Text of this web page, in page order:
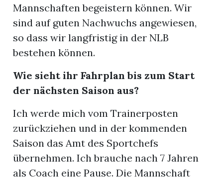
Mannschaften begeistern können. Wir
sind auf guten Nachwuchs angewiesen,
so dass wir langfristig in der NLB
bestehen können.
Wie sieht ihr Fahrplan bis zum Start
der nächsten Saison aus?
Ich werde mich vom Trainerposten
zurückziehen und in der kommenden
Saison das Amt des Sportchefs
übernehmen. Ich brauche nach 7 Jahren
als Coach eine Pause. Die Mannschaft